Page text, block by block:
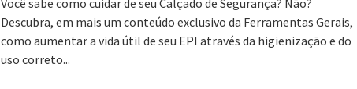
Descubra, em mais um conteúdo exclusivo da Ferramentas Gerais,
como aumentar a vida útil de seu EPI através da higienização e do
uso correto...